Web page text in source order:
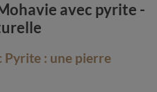
avec pyrite -
Pyrite : une pierre